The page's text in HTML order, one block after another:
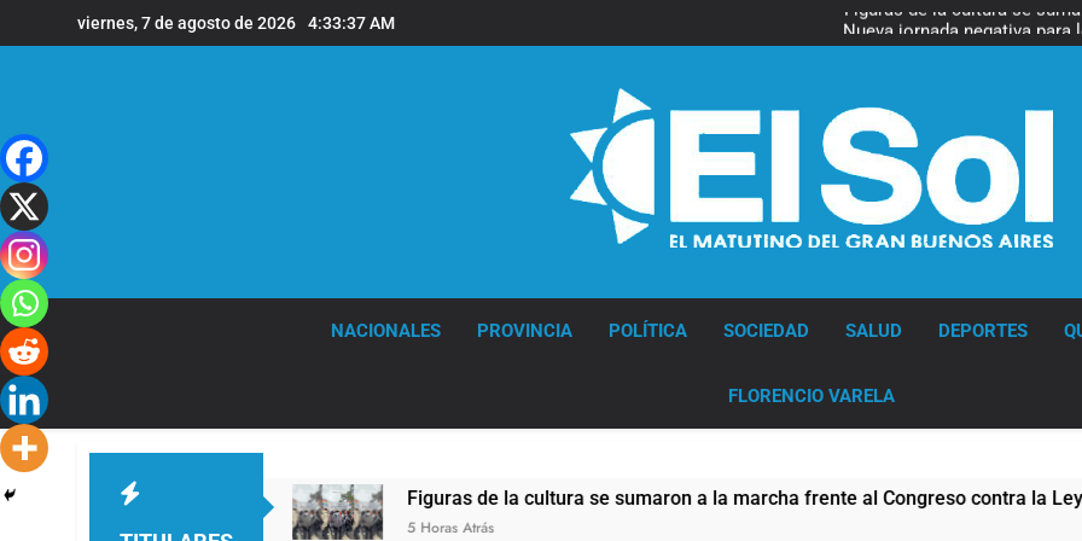
al
viernes, 7 de agosto de 2026 4:33:37 AM
Nueva jornada negativa
en Wall Street y el
La noche del Afro
Nueva jornada negativa para
NACIONALES PROVINCIA POLÍTICA SOCIEDAD SALUD DEPORTES
FLORENCIO VARELA
a la Argentina Figuras de la cultura se sumaron a la marcha frente al Congreso contra la Ley de
5 Horas Atrás